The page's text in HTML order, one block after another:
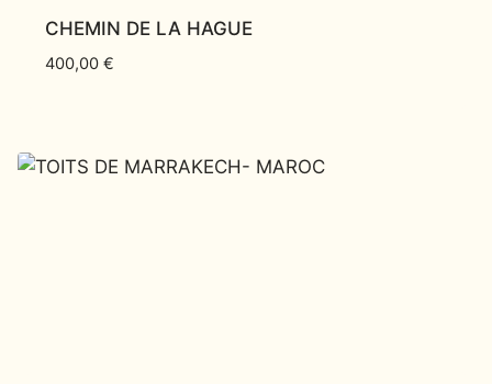
CHEMIN DE LA HAGUE
400,00 €